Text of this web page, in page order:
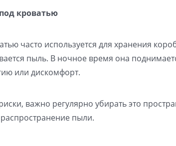
кроватью
часто используется для хранения
пыль. В ночное время она
или дискомфорт.
важно регулярно убирать это
пыли.